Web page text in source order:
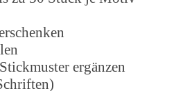
ergänzen